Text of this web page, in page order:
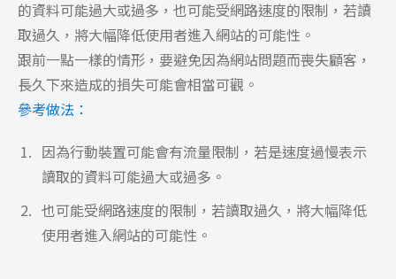
的資料可能過大或過多，也可能受網路速度的限制，若讀
取過久，將大幅降低使用者進入網站的可能性。
跟前一點一樣的情形，要避免因為網站問題而喪失顧客，
長久下來造成的損失可能會相當可觀。
參考做法：
因為行動裝置可能會有流量限制，若是速度過慢表示
讀取的資料可能過大或過多。
也可能受網路速度的限制，若讀取過久，將大幅降低
使用者進入網站的可能性。